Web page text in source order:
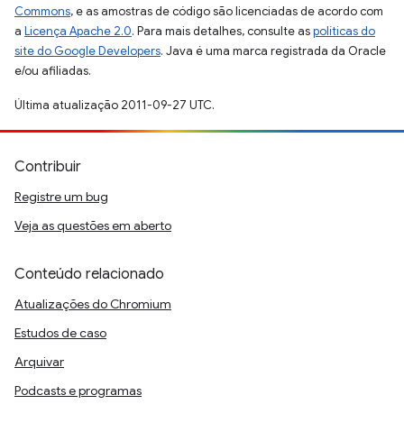
Commons, e as amostras de código são licenciadas de acordo com
a Licença Apache 2.0. Para mais detalhes, consulte aspolíticas do
site do Google Developers. Java é uma marca registrada da Oracle
e/ou afiliadas.
Última atualização 2011-09-27 UTC.
Contribuir
Registre um bug
Veja as questões em aberto
Conteúdo relacionado
Atualizações do Chromium
Estudos de caso
Arquivar
Podcasts e programas